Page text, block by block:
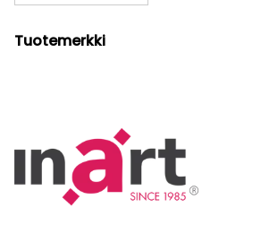
Tuotemerkki